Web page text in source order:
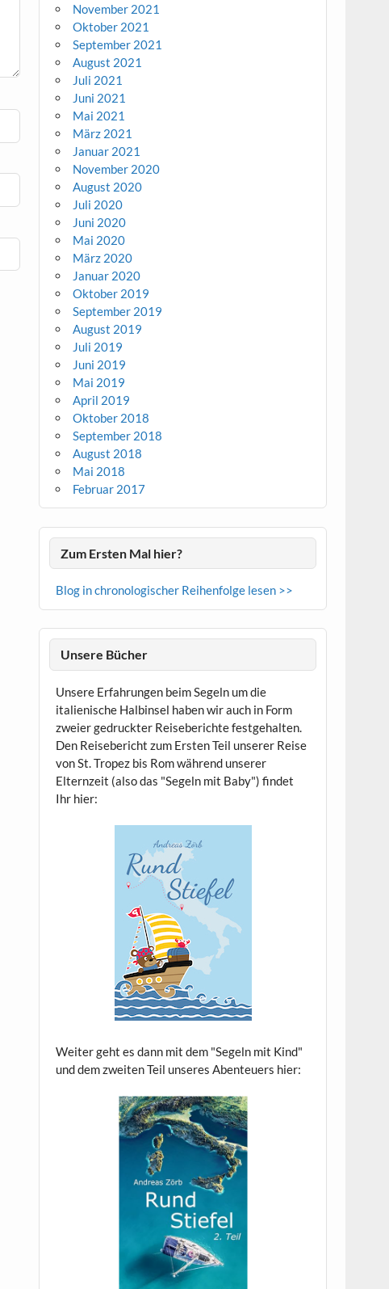
November 2021
Oktober 2021
September 2021
August 2021
Juli 2021
Juni 2021
Mai 2021
März 2021
Januar 2021
November 2020
August 2020
Juli 2020
Juni 2020
Mai 2020
März 2020
Januar 2020
Oktober 2019
September 2019
August 2019
Juli 2019
Juni 2019
Mai 2019
April 2019
Oktober 2018
September 2018
August 2018
Mai 2018
Februar 2017
Zum Ersten Mal hier?
Blog in chronologischer Reihenfolge lesen >>
Unsere Bücher
Unsere Erfahrungen beim Segeln um die
italienische Halbinsel haben wir auch in Form
zweier gedruckter Reiseberichte festgehalten.
Den Reisebericht zum Ersten Teil unserer Reise
von St. Tropez bis Rom während unserer
Elternzeit (also das "Segeln mit Baby") findet
Ihr hier:
Weiter geht es dann mit dem "Segeln mit Kind"
und dem zweiten Teil unseres Abenteuers hier: